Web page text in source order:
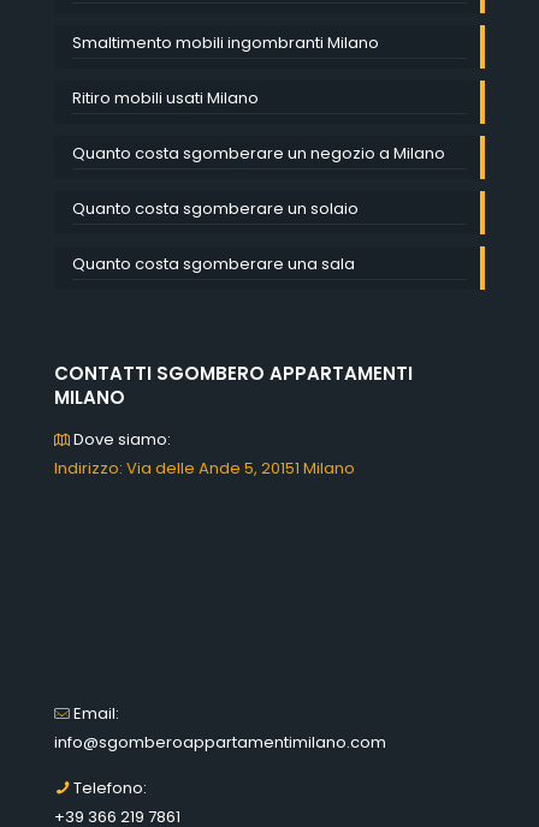
Smaltimento mobili ingombranti Milano
Ritiro mobili usati Milano
Quanto costa sgomberare un negozio a Milano
Quanto costa sgomberare un solaio
Quanto costa sgomberare una sala
CONTATTI SGOMBERO APPARTAMENTI
MILANO
Dove siamo:
Indirizzo: Via delle Ande 5, 20151 Milano
Email:
info@sgomberoappartamentimilano.com
Telefono:
+39 366 219 7861